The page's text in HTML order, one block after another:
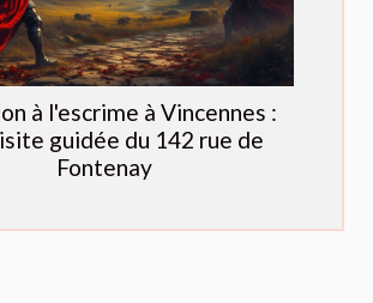
à l'escrime à Vincennes :
guidée du 142 rue de
Fontenay